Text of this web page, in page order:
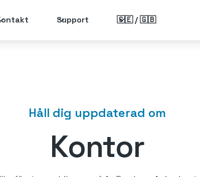
Support 🇸🇪 / 🇬🇧
Håll dig uppdaterad om
Kontor